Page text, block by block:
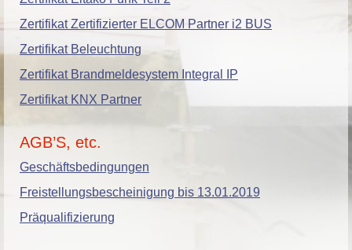
Zertifikat Zertifizierter ELCOM Partner i2 BUS
Zertifikat Beleuchtung
Zertifikat Brandmeldesystem Integral IP
Zertifikat KNX Partner
AGB’S, etc.
Geschäftsbedingungen
Freistellungsbescheinigung bis 13.01.2019
Präqualifizierung